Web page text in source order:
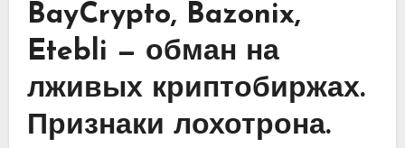
BayCrypto, Bazonix,
Etebli — обман на
лживых криптобиржах.
Признаки лохотрона.